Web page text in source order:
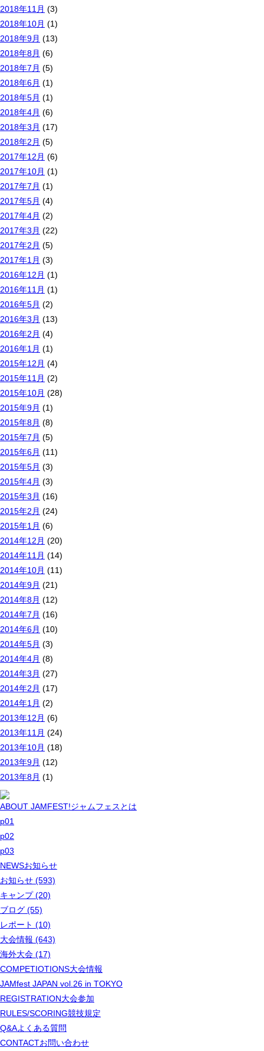
2018年11月 (3)
2018年10月 (1)
2018年9月 (13)
2018年8月 (6)
2018年7月 (5)
2018年6月 (1)
2018年5月 (1)
2018年4月 (6)
2018年3月 (17)
2018年2月 (5)
2017年12月 (6)
2017年10月 (1)
2017年7月 (1)
2017年5月 (4)
2017年4月 (2)
2017年3月 (22)
2017年2月 (5)
2017年1月 (3)
2016年12月 (1)
2016年11月 (1)
2016年5月 (2)
2016年3月 (13)
2016年2月 (4)
2016年1月 (1)
2015年12月 (4)
2015年11月 (2)
2015年10月 (28)
2015年9月 (1)
2015年8月 (8)
2015年7月 (5)
2015年6月 (11)
2015年5月 (3)
2015年4月 (3)
2015年3月 (16)
2015年2月 (24)
2015年1月 (6)
2014年12月 (20)
2014年11月 (14)
2014年10月 (11)
2014年9月 (21)
2014年8月 (12)
2014年7月 (16)
2014年6月 (10)
2014年5月 (3)
2014年4月 (8)
2014年3月 (27)
2014年2月 (17)
2014年1月 (2)
2013年12月 (6)
2013年11月 (24)
2013年10月 (18)
2013年9月 (12)
2013年8月 (1)
ABOUT JAMFEST!ジャムフェスとは
p01
p02
p03
NEWSお知らせ
お知らせ (593)
キャンプ (20)
ブログ (55)
レポート (10)
大会情報 (643)
海外大会 (17)
COMPETIOTIONS大会情報
JAMfest JAPAN vol.26 in TOKYO
REGISTRATION大会参加
RULES/SCORING競技規定
Q&Aよくある質問
CONTACTお問い合わせ